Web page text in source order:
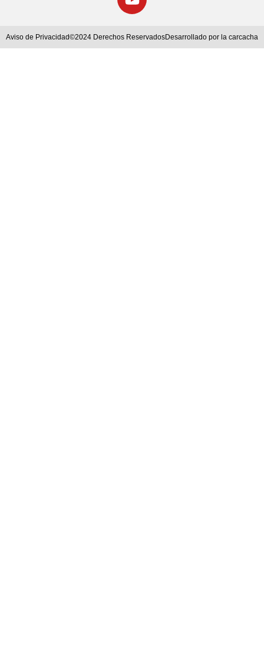
Aviso de Privacidad©2024 Derechos ReservadosDesarrollado por la carcacha